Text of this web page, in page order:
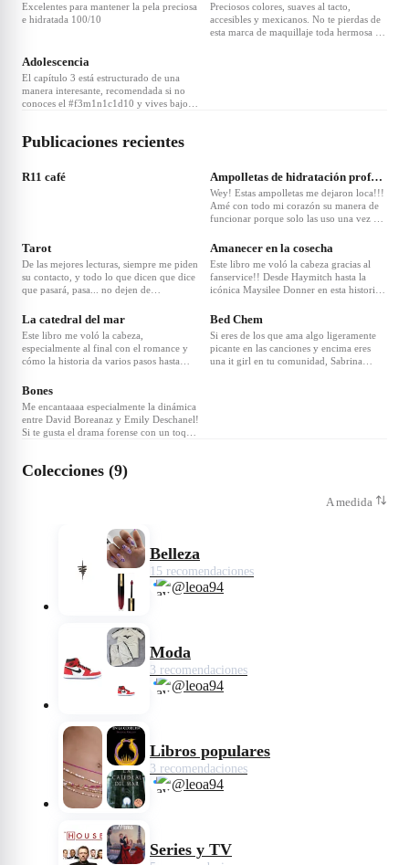
Excelentes para mantener la pela preciosa
e hidratada 100/10
Preciosos colores, suaves al tacto,
accesibles y mexicanos. No te pierdas de
esta marca de maquillaje toda hermosa y
Adolescencia
El capítulo 3 está estructurado de una
manera interesante, recomendada si no
conoces el #f3m1n1c1d10 y vives bajo
Publicaciones recientes
R11 café Ampolletas de hidratación profunda
Wey! Estas ampolletas me dejaron loca!!!
Amé con todo mi corazón su manera de
funcionar porque solo las uso una vez a
suave, hidratado, manejable y más
Tarot
De las mejores lecturas, siempre me piden
su contacto, y todo lo que dicen que dice
que pasará, pasa... no dejen de
Amanecer en la cosecha
Este libro me voló la cabeza gracias al
fanservice!! Desde Haymitch hasta la
icónica Maysilee Donner en esta historia
no se resuelven, solo se asimilan. Perfecto
La catedral del mar
Este libro me voló la cabeza,
especialmente al final con el romance y
cómo la historia da varios pasos hasta
UUUUF! NO TE LO PUEDES PERDER!!
Bed Chem
Si eres de los que ama algo ligeramente
picante en las canciones y encima eres
una it girl en tu comunidad, Sabrina
Bones
Me encantaaaa especialmente la dinámica
entre David Boreanaz y Emily Deschanel!
Si te gusta el drama forense con un toque
Colecciones (9)
A medida
Belleza
15 recomendaciones
@leoa94
Moda
3 recomendaciones
@leoa94
Libros populares
3 recomendaciones
@leoa94
Series y TV